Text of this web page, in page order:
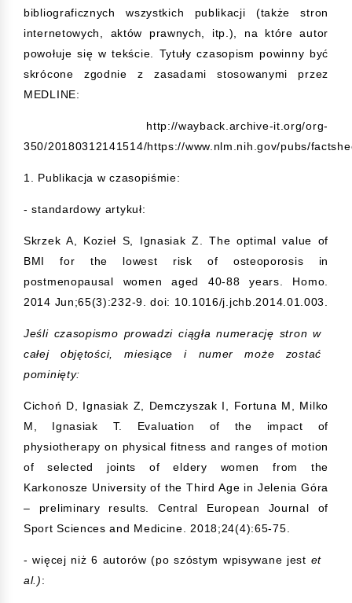
bibliograficznych wszystkich publikacji (także stron
internetowych, aktów prawnych, itp.), na które autor
powołuje się w tekście. Tytuły czasopism powinny być
skrócone zgodnie z zasadami stosowanymi przez
MEDLINE:
http://wayback.archive-it.org/org-
350/20180312141514/https://www.nlm.nih.gov/pubs/
1. Publikacja w czasopiśmie:
- standardowy artykuł:
Skrzek A, Kozieł S, Ignasiak Z. The optimal value of
BMI for the lowest risk of osteoporosis in
postmenopausal women aged 40-88 years. Homo.
2014 Jun;65(3):232-9. doi: 10.1016/j.jchb.2014.01.003.
Jeśli czasopismo prowadzi ciągła numerację stron w
całej objętości, miesiące i numer może zostać
pominięty:
Cichoń D, Ignasiak Z, Demczyszak I, Fortuna M, Milko
M, Ignasiak T. Evaluation of the impact of
physiotherapy on physical fitness and ranges of motion
of selected joints of eldery women from the
Karkonosze University of the Third Age in Jelenia Góra
– preliminary results. Central European Journal of
Sport Sciences and Medicine. 2018;24(4):65-75.
- więcej niż 6 autorów (po szóstym wpisywane jest et
al.):